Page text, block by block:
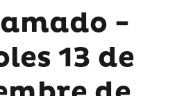
-
13 de